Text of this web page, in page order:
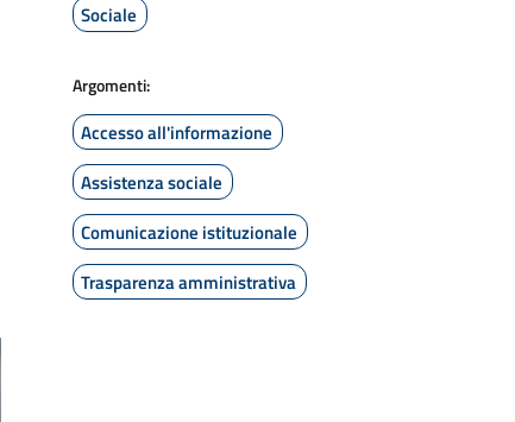
Sociale
Argomenti:
Accesso all'informazione
Assistenza sociale
Comunicazione istituzionale
Trasparenza amministrativa